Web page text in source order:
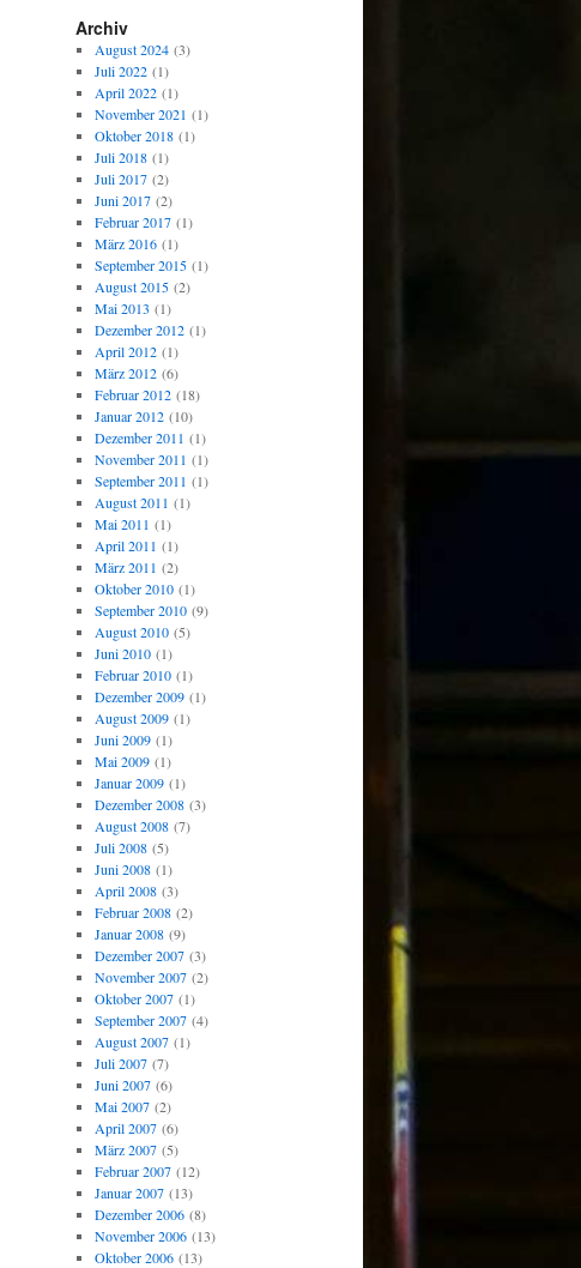
Archiv
August 2024(3)
Juli 2022(1)
April 2022(1)
November 2021 (1)
Oktober 2018(1)
Juli 2018(1)
Juli 2017(2)
Juni 2017(2)
Februar 2017(1)
März 2016(1)
September 2015(1)
August 2015(2)
Mai 2013 (1)
Dezember 2012(1)
April 2012(1)
März 2012(6)
Februar 2012(18)
Januar 2012(10)
Dezember 2011 (1)
November 2011 (1)
September 2011 (1)
August 2011 (1)
Mai 2011 (1)
April 2011 (1)
März 2011 (2)
Oktober 2010(1)
September 2010(9)
August 2010(5)
Juni 2010(1)
Februar 2010(1)
Dezember 2009(1)
August 2009(1)
Juni 2009(1)
Mai 2009(1)
Januar 2009(1)
Dezember 2008(3)
August 2008(7)
Juli 2008(5)
Juni 2008(1)
April 2008(3)
Februar 2008(2)
Januar 2008(9)
Dezember 2007(3)
November 2007(2)
Oktober 2007(1)
September 2007(4)
August 2007(1)
Juli 2007(7)
Juni 2007(6)
Mai 2007(2)
April 2007(6)
März 2007(5)
Februar 2007(12)
Januar 2007(13)
Dezember 2006(8)
November 2006(13)
Oktober 2006(13)